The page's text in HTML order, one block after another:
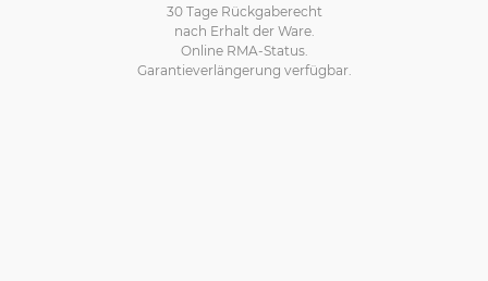
30 Tage Rückgaberecht
nach Erhalt der Ware.
Online RMA-Status.
Garantieverlängerung verfügbar.